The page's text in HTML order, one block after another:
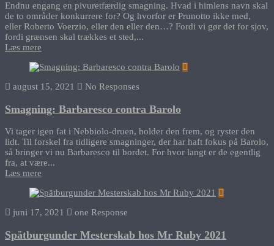
Endnu engang en pivuretfærdig smagning. Hvad i himlens navn skal
de to områder konkurrere for? Og hvorfor er Prunotto ikke med,
eller Roberto Voerzio, eller den eller den…? Fordi vi gør det for sjov,
fordi grænsen skal trækkes et sted,...
Læs mere
august 15, 2021 No Responses
Smagning: Barbaresco contra Barolo
Vi tager igen fat i Nebbiolo-druen, holder den frem, og ryster den
lidt. Til forskel fra tidligere smagninger, der har haft fokus på Barolo,
så bringer vi nu Barbaresco til bordet. For hvor langt er de egentlig
fra, at være...
Læs mere
juni 17, 2021 one Response
Spätburgunder Mesterskab hos Mr Ruby 2021